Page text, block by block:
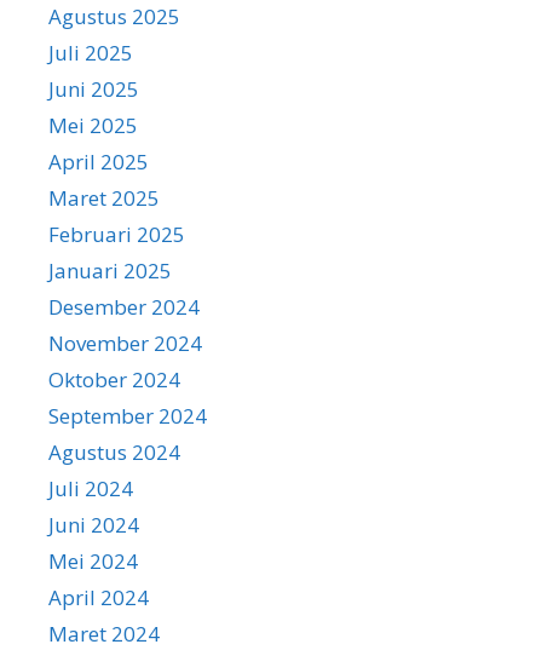
Agustus 2025
Juli 2025
Juni 2025
Mei 2025
April 2025
Maret 2025
Februari 2025
Januari 2025
Desember 2024
November 2024
Oktober 2024
September 2024
Agustus 2024
Juli 2024
Juni 2024
Mei 2024
April 2024
Maret 2024